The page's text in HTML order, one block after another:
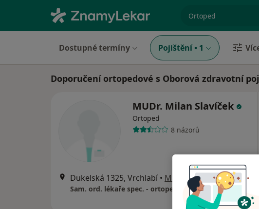
Dostupné termíny Pojištění • 1
Doporučení ortopedové s Oborová zdravotní
MUDr. Milan Slavíček
Ortoped
8 názorů
Dukelská 1325, Vrchlabí • Mapa
Sam. ord. lékaře spec. - ortopedie